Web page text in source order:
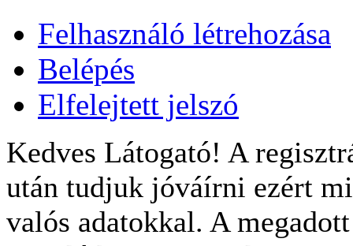
Felhasználó létrehozása
Belépés
Elfelejtett jelszó
Kedves Látogató! A
után tudjuk jóváírni ezért
valós adatokkal. A